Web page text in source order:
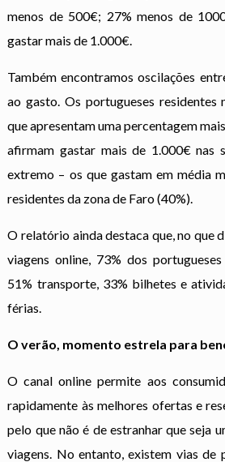
menos de 500€; 27% menos de
gastar mais de 1.000€.
Também encontramos oscilações
ao gasto. Os portugueses residentes
que apresentam uma percentagem
afirmam gastar mais de 1.000€ nas
extremo – os que gastam em média
residentes da zona de Faro (40%).
O relatório ainda destaca que, no que
viagens online, 73% dos
51% transporte, 33% bilhetes e
férias.
O verão, momento estrela para
O canal online permite aos
rapidamente às melhores ofertas e
pelo que não é de estranhar que seja
viagens. No entanto, existem vias de